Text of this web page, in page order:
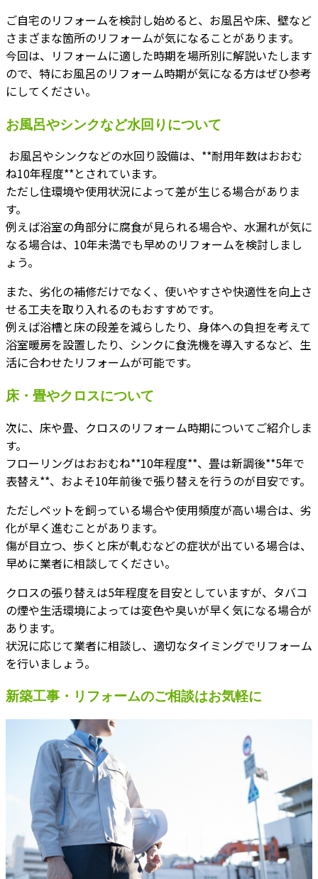
ご自宅のリフォームを検討し始めると、お風呂や床、壁など
さまざまな箇所のリフォームが気になることがあります。
今回は、リフォームに適した時期を場所別に解説いたします
ので、特にお風呂のリフォーム時期が気になる方はぜひ参考
にしてください。
お風呂やシンクなど水回りについて
お風呂やシンクなどの水回り設備は、**耐用年数はおおむ
ね10年程度**とされています。
ただし住環境や使用状況によって差が生じる場合がありま
す。
例えば浴室の角部分に腐食が見られる場合や、水漏れが気に
なる場合は、10年未満でも早めのリフォームを検討しまし
ょう。
また、劣化の補修だけでなく、使いやすさや快適性を向上さ
せる工夫を取り入れるのもおすすめです。
例えば浴槽と床の段差を減らしたり、身体への負担を考えて
浴室暖房を設置したり、シンクに食洗機を導入するなど、生
活に合わせたリフォームが可能です。
床・畳やクロスについて
次に、床や畳、クロスのリフォーム時期についてご紹介しま
す。
フローリングはおおむね**10年程度**、畳は新調後**5年で
表替え**、およそ10年前後で張り替えを行うのが目安です。
ただしペットを飼っている場合や使用頻度が高い場合は、劣
化が早く進むことがあります。
傷が目立つ、歩くと床が軋むなどの症状が出ている場合は、
早めに業者に相談してください。
クロスの張り替えは5年程度を目安としていますが、タバコ
の煙や生活環境によっては変色や臭いが早く気になる場合が
あります。
状況に応じて業者に相談し、適切なタイミングでリフォーム
を行いましょう。
新築工事・リフォームのご相談はお気軽に